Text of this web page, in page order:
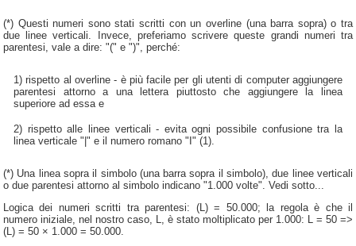
(*) Questi numeri sono stati scritti con un overline (una barra sopra) o tra
due linee verticali. Invece, preferiamo scrivere queste grandi numeri tra
parentesi, vale a dire: "(" e ")", perché:
1) rispetto al overline - è più facile per gli utenti di computer aggiungere
parentesi attorno a una lettera piuttosto che aggiungere la linea
superiore ad essa e
2) rispetto alle linee verticali - evita ogni possibile confusione tra la
linea verticale "|" e il numero romano "I" (1).
(*) Una linea sopra il simbolo (una barra sopra il simbolo), due linee verticali
o due parentesi attorno al simbolo indicano "1.000 volte". Vedi sotto...
Logica dei numeri scritti tra parentesi: (L) = 50.000; la regola è che il
numero iniziale, nel nostro caso, L, è stato moltiplicato per 1.000: L = 50 =>
(L) = 50 × 1.000 = 50.000.